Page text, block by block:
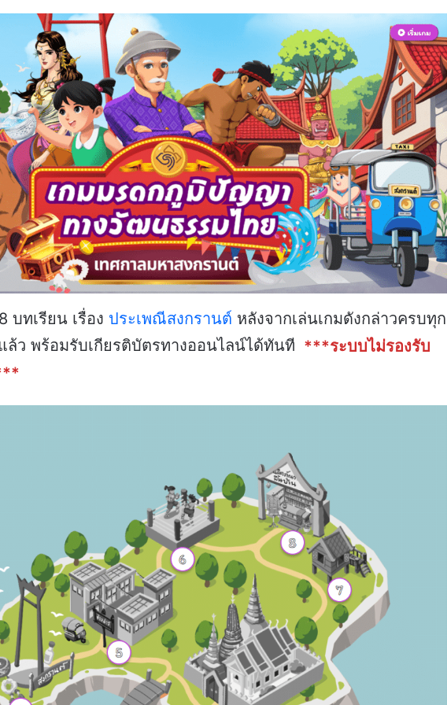
บทเรียน เรื่อง ประเพณีสงกรานต์ หลังจากเล่นเกมดังกล่าวครบทุก
ล้ว พร้อมรับเกียรติบัตรทางออนไลน์ได้ทันที ***ระบบไม่รองรับ